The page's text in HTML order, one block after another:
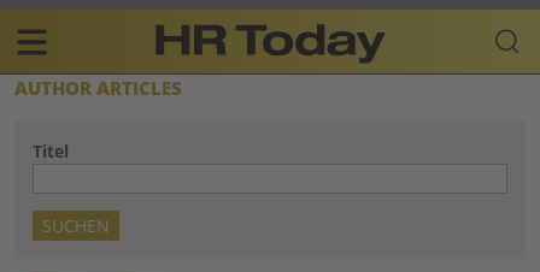
Skip
content
Plattform
für
Human
Main
FR
AUTHOR ARTICLES
Titel